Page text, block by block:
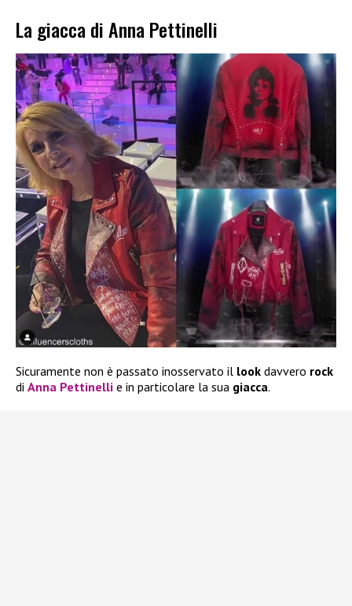
La giacca di Anna Pettinelli
Sicuramente non è passato inosservato il look davvero rock
di Anna Pettinelli e in particolare la sua giacca.